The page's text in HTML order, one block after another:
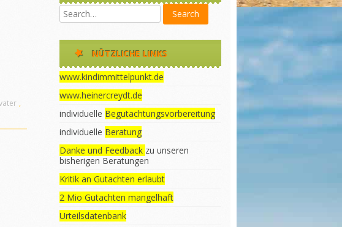
,
NÜTZLICHE LINKS
www.kindimmittelpunkt.de
www.heinercreydt.de
individuelle Begutachtungsvorbereitung
individuelle Beratung
Danke und Feedback zu unseren
bisherigen Beratungen
Kritik an Gutachten erlaubt
2 Mio Gutachten mangelhaft
Urteilsdatenbank